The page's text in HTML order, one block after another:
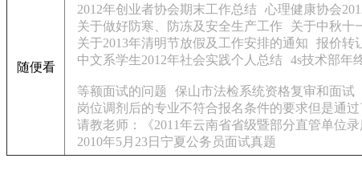
随便看
2012年创业者协会期末工作总结 心理健康协会
关于做好防寒、防冻及安全生产工作
关于中秋十
关于2013年清明节放假及工作安排的通知
报价转
中文系学生2012年社会实践个人总结 4s技术部年
等额面试的问题
保山市法检系统资格复审和面试
岗位调剂后的专业不符合报名条件的要求但是通
请教老师：《2011年云南省省级暨部分直管单位
2010年5月23日宁夏公务员面试真题